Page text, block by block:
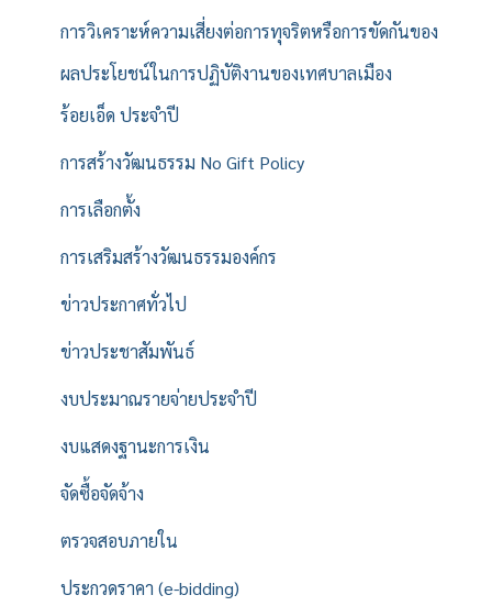
การวิเคราะห์ความเสี่ยงต่อการทุจริตหรือการขัดกันของ
ผลประโยชน์ในการปฏิบัติงานของเทศบาลเมือง
ร้อยเอ็ด ประจำปี
การสร้างวัฒนธรรม No Gift Policy
การเลือกตั้ง
การเสริมสร้างวัฒนธรรมองค์กร
ข่าวประกาศทั่วไป
ข่าวประชาสัมพันธ์
งบประมาณรายจ่ายประจำปี
งบแสดงฐานะการเงิน
จัดซื้อจัดจ้าง
ตรวจสอบภายใน
ประกวดราคา (e-bidding)